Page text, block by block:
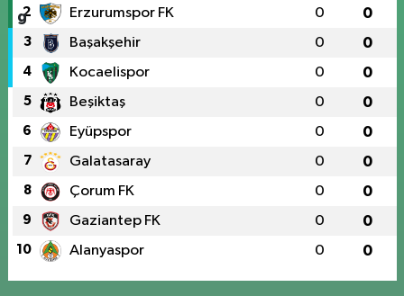
2 Erzurumspor FK 0 0
3 Başakşehir 0 0
4 Kocaelispor 0 0
5 Beşiktaş 0 0
6 Eyüpspor 0 0
7 Galatasaray 0 0
8 Çorum FK 0 0
9 Gaziantep FK 0 0
10 Alanyaspor 0 0